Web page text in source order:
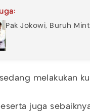
Pak Jokowi, Buruh
melakukan
juga